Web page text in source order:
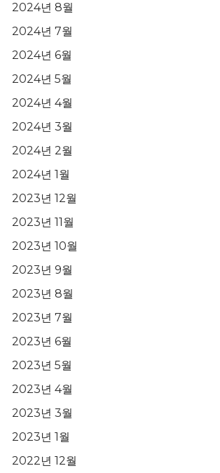
2024년 8월
2024년 7월
2024년 6월
2024년 5월
2024년 4월
2024년 3월
2024년 2월
2024년 1월
2023년 12월
2023년 11월
2023년 10월
2023년 9월
2023년 8월
2023년 7월
2023년 6월
2023년 5월
2023년 4월
2023년 3월
2023년 1월
2022년 12월